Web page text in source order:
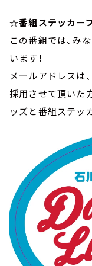
☆番組ステッカー
この番組では、み
います！
メールアドレス
採用させて頂いた
ッズと番組ステッ